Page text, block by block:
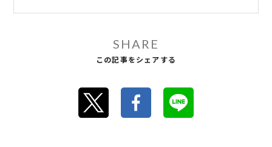
SHARE
この記事をシェアする